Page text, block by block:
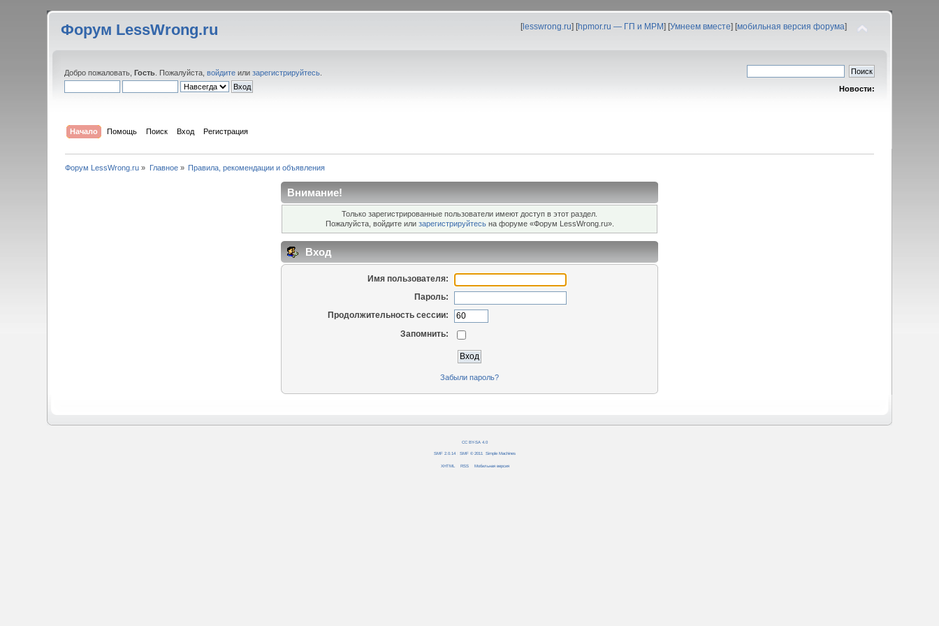
Форум LessWrong.ru [lesswrong.ru] [hpmor.ru — ГП и МРМ] [Умнеем вместе] [мобильная версия форума]
Добро пожаловать,Гость . Пожалуйста,войдите илизарегистрируйтесь
Новости:
Начало Помощь Поиск Вход Регистрация
Форум LessWrong.ru » Главное» Правила, рекомендации и объявления
Внимание!
Только зарегистрированные пользователи имеют доступ в этот раздел.
Пожалуйста, войдите или зарегистрируйтесьна форуме «Форум LessWrong.ru».
Вход
Имя пользователя:
Пароль:
Продолжительность сессии:
Запомнить:
Забыли пароль?
CC BY-SA 4.0
SMF 2.0.14 SMF © 2011 Simple Machines
XHTML RSS Мобильная версия